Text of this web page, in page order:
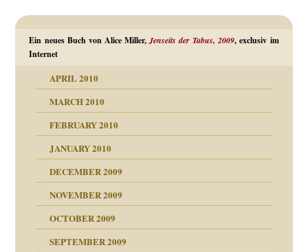
Ein neues Buch von Alice Miller,Jenseits der Tabus, 2009, exclusiv im
Internet
APRIL 2010
MARCH 2010
FEBRUARY 2010
JANUARY 2010
DECEMBER 2009
NOVEMBER 2009
OCTOBER 2009
SEPTEMBER 2009